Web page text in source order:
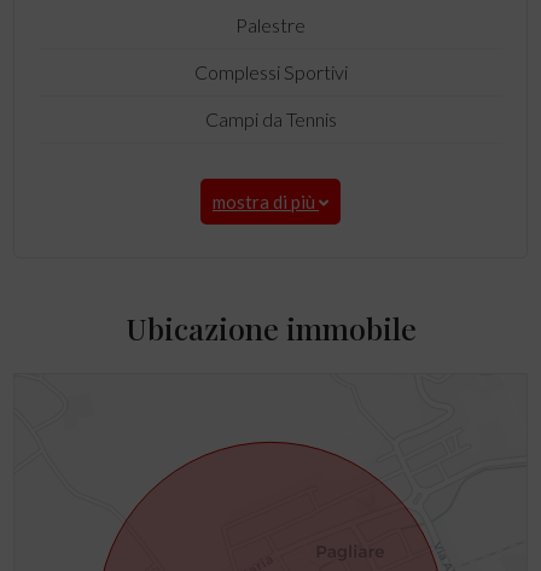
Palestre
Complessi Sportivi
Campi da Tennis
mostra di più
Ubicazione immobile